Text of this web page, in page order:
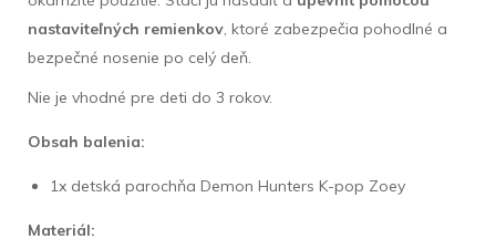
nastaviteľných remienkov, ktoré zabezpečia pohodlné a
bezpečné nosenie po celý deň.
Nie je vhodné pre deti do 3 rokov.
Obsah balenia:
1x detská parochňa Demon Hunters K-pop Zoey
Materiál: